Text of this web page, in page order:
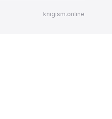
knigism.online